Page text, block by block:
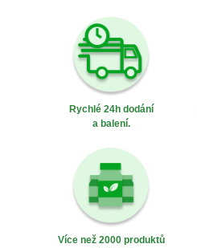
Rychlé 24h dodání
a balení.
Více než 2000 produktů